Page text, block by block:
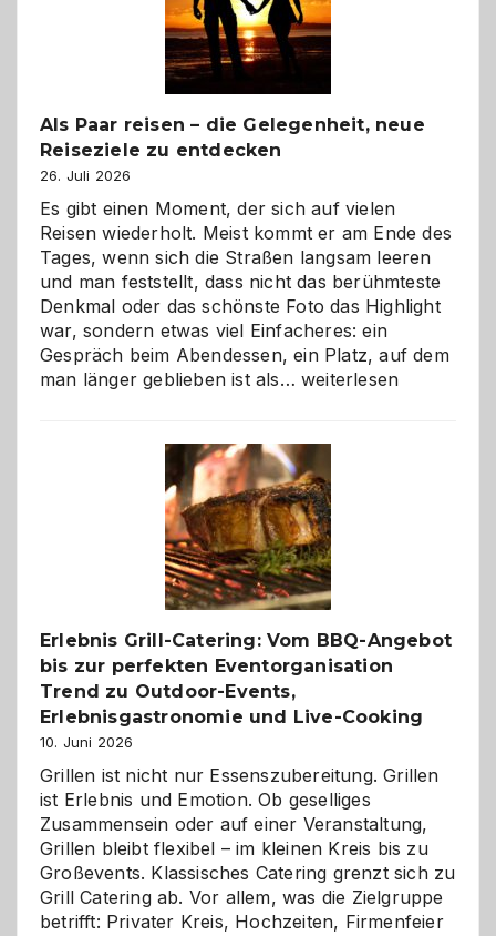
Als Paar reisen – die Gelegenheit, neue
Reiseziele zu entdecken
26. Juli 2026
Es gibt einen Moment, der sich auf vielen
Reisen wiederholt. Meist kommt er am Ende des
Tages, wenn sich die Straßen langsam leeren
und man feststellt, dass nicht das berühmteste
Denkmal oder das schönste Foto das Highlight
war, sondern etwas viel Einfacheres: ein
Gespräch beim Abendessen, ein Platz, auf dem
man länger geblieben ist als… Als
–
die
Gelegenheit,
neue
Reiseziele
zu
entdecken
weiterlesen
Erlebnis Grill-Catering: Vom BBQ-Angebot
bis zur perfekten Eventorganisation
Trend zu Outdoor-Events,
Erlebnisgastronomie und Live-Cooking
10. Juni 2026
Grillen ist nicht nur Essenszubereitung. Grillen
ist Erlebnis und Emotion. Ob geselliges
Zusammensein oder auf einer Veranstaltung,
Grillen bleibt flexibel – im kleinen Kreis bis zu
Großevents. Klassisches Catering grenzt sich zu
Grill Catering ab. Vor allem, was die Zielgruppe
betrifft: Privater Kreis, Hochzeiten, Firmenfeier